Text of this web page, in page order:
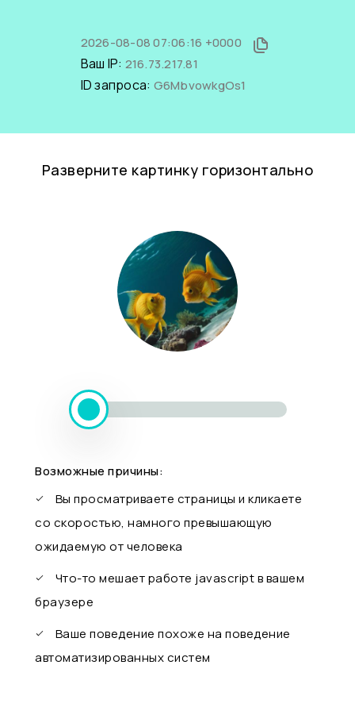
2026-08-08 07:06:16 +0000
Ваш IP: 216.73.217.81
ID запроса: G6MbvowkgOs1
Разверните картинку горизонтально
Возможные причины:
Вы просматриваете страницы и кликаете
со скоростью, намного превышающую
ожидаемую от человека
Что-то мешает работе javascript в вашем
браузере
Ваше поведение похоже на поведение
автоматизированных систем